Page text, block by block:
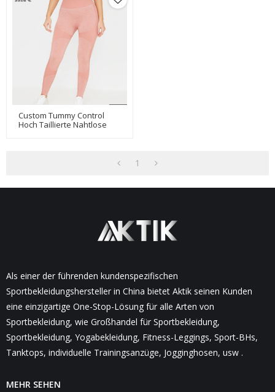
Custom Tummy Control
Hoch Taillierte Nahtlose
1
Als einer der führenden kundenspezifischen
Sportbekleidungshersteller in China bietet Aktik seinen Kunden
eine einzigartige One-Stop-Lösung für alle Arten von
Sportbekleidung, wie Großhandel für Sportbekleidung,
Sportbekleidung, Yogabekleidung, Fitness-Leggings, Sport-BHs,
Tanktops, individuelle Trainingsanzüge, Jogginghosen, usw .
MEHR SEHEN